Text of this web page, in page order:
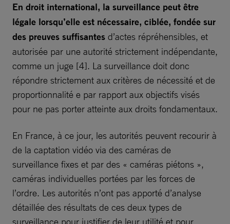
En droit international, la surveillance peut être
légale lorsqu’elle est nécessaire, ciblée, fondée sur
des preuves suffisantes d’actes répréhensibles, et
autorisée par une autorité strictement indépendante,
comme un juge [4]. La surveillance doit donc
répondre strictement aux critères de nécessité et de
proportionnalité e par rapport aux objectifs visés
pour ne pas porter atteinte aux droits fondamentaux.
En France, à ce jour, les autorités peuvent recourir à
de la captation vidéo via des caméras de
surveillance fixes et par des « caméras piétons »,
caméras individuelles portées par les forces de
l’ordre. Les autorités n’ont pas apporté d’analyse
détaillée des résultats de ces deux types de
surveillance pour justifier de leur utilité et pour